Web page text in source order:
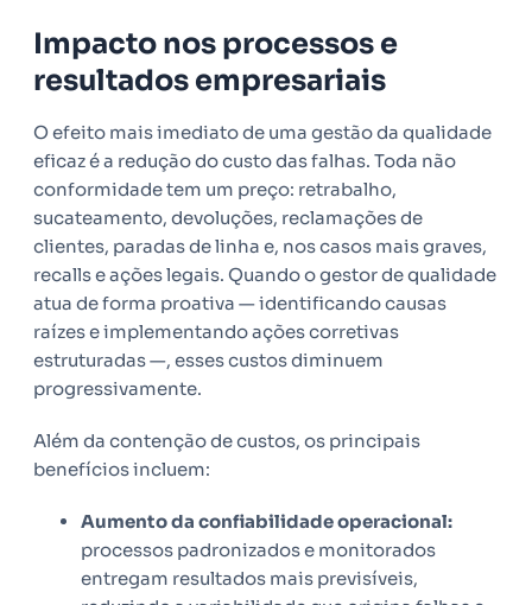
Impacto nos processos e
resultados empresariais
O efeito mais imediato de uma gestão da qualidade
eficaz é a redução do custo das falhas. Toda não
conformidade tem um preço: retrabalho,
sucateamento, devoluções, reclamações de
clientes, paradas de linha e, nos casos mais graves,
recalls e ações legais. Quando o gestor de qualidade
atua de forma proativa — identificando causas
raízes e implementando ações corretivas
estruturadas —, esses custos diminuem
progressivamente.
Além da contenção de custos, os principais
benefícios incluem:
Aumento da confiabilidade operacional:
processos padronizados e monitorados
entregam resultados mais previsíveis,